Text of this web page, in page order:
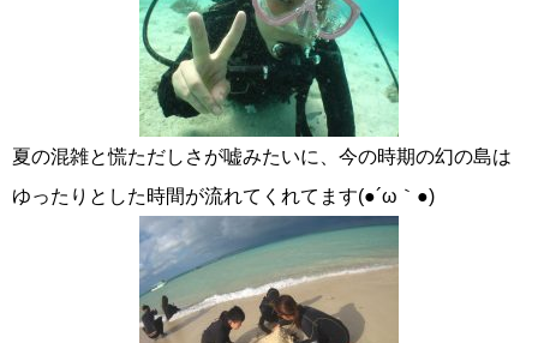
夏の混雑と慌ただしさが嘘みたいに、今の時期の幻の島は
ゆったりとした時間が流れてくれてます(●´ω｀●)